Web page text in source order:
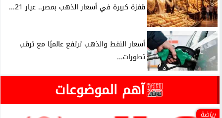
قفزة كبيرة في أسعار الذهب بمصر.. عيار 21...
أسعار النفط والذهب ترتفع عالميًا مع ترقب
تطورات...
آهم الموضوعات
رياضة